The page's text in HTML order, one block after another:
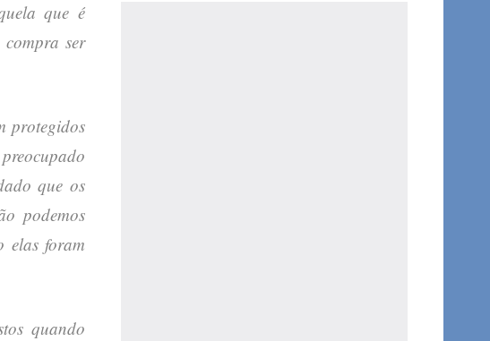
que é
ser
protegidos
que os
podemos
elas foram
quando